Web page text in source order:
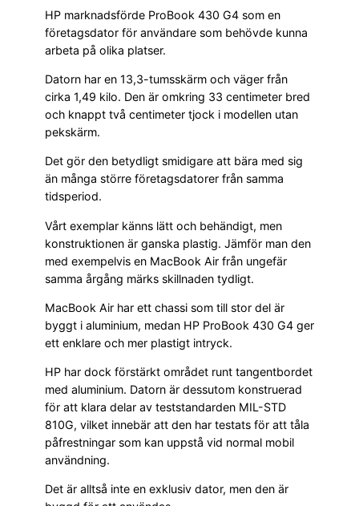
HP marknadsförde ProBook 430 G4 som en
företagsdator för användare som behövde kunna
arbeta på olika platser.
Datorn har en 13,3-tumsskärm och väger från
cirka 1,49 kilo. Den är omkring 33 centimeter bred
och knappt två centimeter tjock i modellen utan
pekskärm.
Det gör den betydligt smidigare att bära med sig
än många större företagsdatorer från samma
tidsperiod.
Vårt exemplar känns lätt och behändigt, men
konstruktionen är ganska plastig. Jämför man den
med exempelvis en MacBook Air från ungefär
samma årgång märks skillnaden tydligt.
MacBook Air har ett chassi som till stor del är
byggt i aluminium, medan HP ProBook 430 G4 ger
ett enklare och mer plastigt intryck.
HP har dock förstärkt området runt tangentbordet
med aluminium. Datorn är dessutom konstruerad
för att klara delar av teststandarden MIL-STD
810G, vilket innebär att den har testats för att tåla
påfrestningar som kan uppstå vid normal mobil
användning.
Det är alltså inte en exklusiv dator, men den är